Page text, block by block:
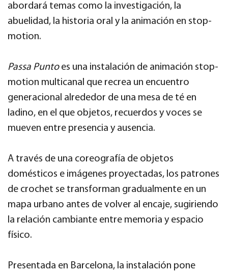
abordará temas como la investigación, la
abuelidad, la historia oral y la animación en stop-
motion.
Passa Puntoes una instalación de animación stop-
motion multicanal que recrea un encuentro
generacional alrededor de una mesa de té en
ladino, en el que objetos, recuerdos y voces se
mueven entre presencia y ausencia.
A través de una coreografía de objetos
domésticos e imágenes proyectadas, los patrones
de crochet se transforman gradualmente en un
mapa urbano antes de volver al encaje, sugiriendo
la relación cambiante entre memoria y espacio
físico.
Presentada en Barcelona, la instalación pone